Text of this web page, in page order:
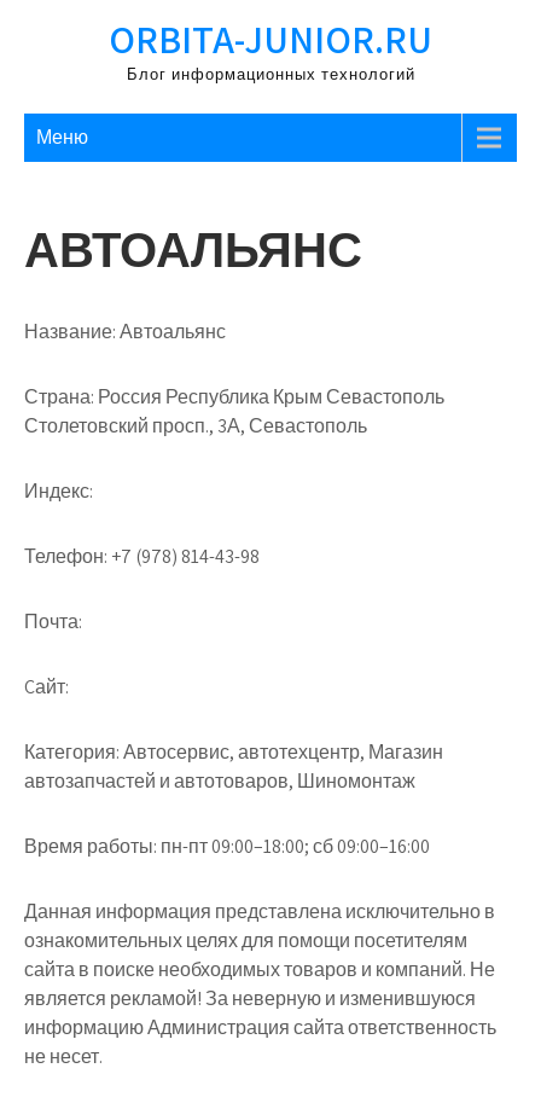
ORBITA-JUNIOR.RU
Блог информационных технологий
Меню
АВТОАЛЬЯНС
Название:Автоальянс
Страна: Россия Республика Крым Севастополь
Столетовский просп., 3А, Севастополь
Индекс:
Телефон: +7 (978) 814-43-98
Почта:
Cайт:
Категория:Автосервис, автотехцентр, Магазин
автозапчастей и автотоваров, Шиномонтаж
Время работы: пн-пт 09:00–18:00; сб 09:00–16:00
Данная информация представлена исключительно в
ознакомительных целях для помощи посетителям
сайта в поиске необходимых товаров и компаний. Не
является рекламой! За неверную и изменившуюся
информацию Администрация сайта ответственность
не несет.